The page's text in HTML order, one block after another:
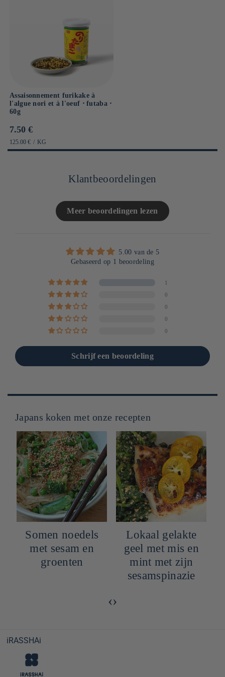
Assaisonnement furikake à
l'algue nori et à l'oeuf ⋅ futaba ⋅
60g
Prix
habituel
7.50 €
PRIX
UNITAIRE
125.00 € / PAR
KG
Klantbeoordelingen
Meer beoordelingen lezen
5.00 van de 5
Gebaseerd op 1 beoordeling
1
0
0
0
0
Schrijf een beoordeling
Japans koken met onze recepten
Lokaal gelakte
geel met mis en
mint met zijn
Chirashi Donburi
met zalm, tonijn
en zeebrasem
‹›
iRASSHAi